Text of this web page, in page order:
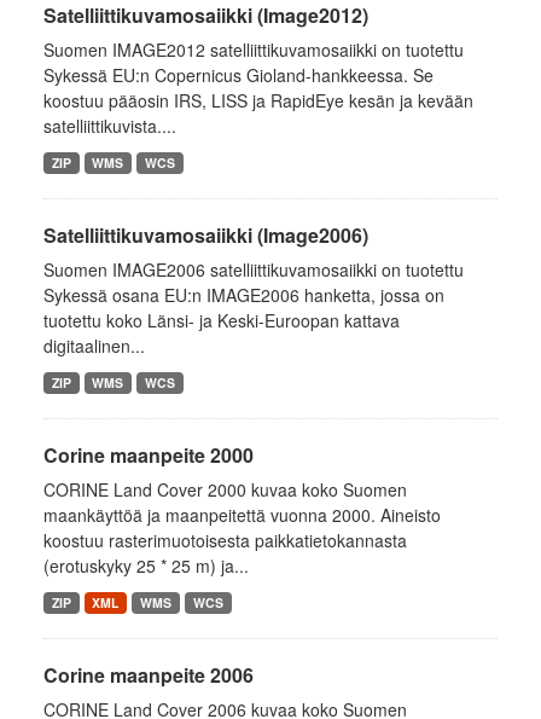
Satelliittikuvamosaiikki (Image2012)
Suomen IMAGE2012 satelliittikuvamosaiikki on tuotettu
Sykessä EU:n Copernicus Gioland-hankkeessa. Se
koostuu pääosin IRS, LISS ja RapidEye kesän ja kevään
satelliittikuvista....
ZIP WMS WCS
Satelliittikuvamosaiikki (Image2006)
Suomen IMAGE2006 satelliittikuvamosaiikki on tuotettu
Sykessä osana EU:n IMAGE2006 hanketta, jossa on
tuotettu koko Länsi- ja Keski-Euroopan kattava
digitaalinen...
ZIP WMS WCS
Corine maanpeite 2000
CORINE Land Cover 2000 kuvaa koko Suomen
maankäyttöä ja maanpeitettä vuonna 2000. Aineisto
koostuu rasterimuotoisesta paikkatietokannasta
(erotuskyky 25 * 25 m) ja...
ZIP XML WMS WCS
Corine maanpeite 2006
CORINE Land Cover 2006 kuvaa koko Suomen